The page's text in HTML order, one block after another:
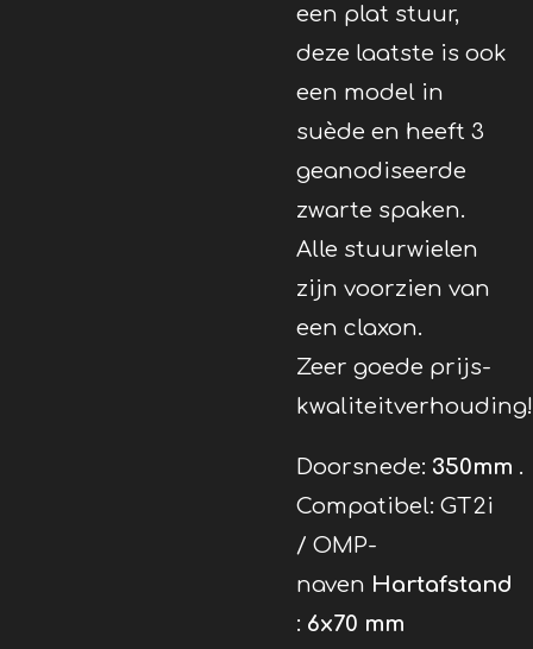
een plat stuur,
deze laatste is ook
een model in
suède en heeft 3
geanodiseerde
zwarte spaken.
Alle stuurwielen
zijn voorzien van
een claxon.
Zeer goede prijs-
kwaliteitverhouding!
Doorsnede: 350mm .
Compatibel: GT2i
/ OMP-
naven Hartafstand
: 6x70 mm